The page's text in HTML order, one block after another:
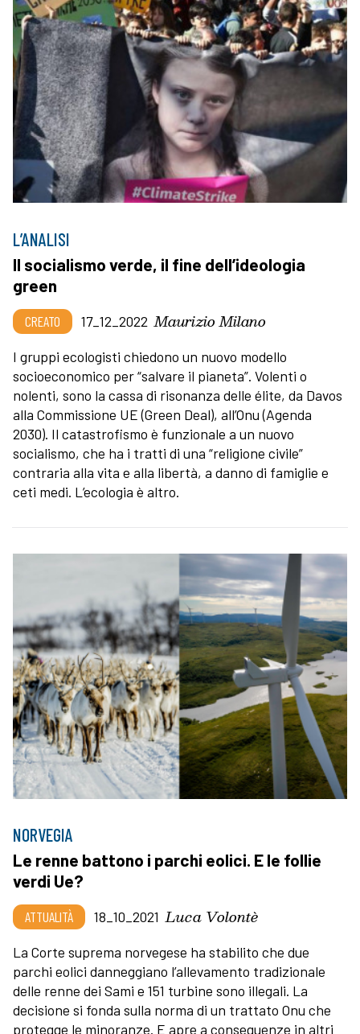
L’ANALISI
Il socialismo verde, il fine dell’ideologia
green
CREATO 17_12_2022 Maurizio Milano
I gruppi ecologisti chiedono un nuovo modello
socioeconomico per “salvare il pianeta”. Volenti o
nolenti, sono la cassa di risonanza delle élite, da Davos
alla Commissione UE (Green Deal), all’Onu (Agenda
2030). Il catastrofismo è funzionale a un nuovo
socialismo, che ha i tratti di una “religione civile”
contraria alla vita e alla libertà, a danno di famiglie e
ceti medi. L’ecologia è altro.
NORVEGIA
Le renne battono i parchi eolici. E le follie
verdi Ue?
ATTUALITÀ 18_10_2021 Luca Volontè
La Corte suprema norvegese ha stabilito che due
parchi eolici danneggiano l’allevamento tradizionale
delle renne dei Sami e 151 turbine sono illegali. La
decisione si fonda sulla norma di un trattato Onu che
protegge le minoranze. E apre a conseguenze in altri